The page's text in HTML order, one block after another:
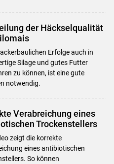
der Häckselqualität
Erfolge auch in
Silage und gutes Futter
zu können, ist eine gute
notwendig.
Verabreichung eines
Trockenstellers
zeigt die korrekte
eines antibiotischen
So können